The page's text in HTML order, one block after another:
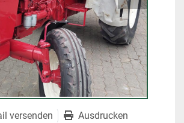
versenden Ausdrucken